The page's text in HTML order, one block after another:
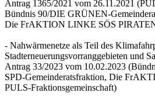
Antrag 1365/2021 vom 26.11.2021
Bündnis 90/DIE GRÜNEN-
Die FrAKTION LINKE SÖS
- Nahwärmenetze als Teil des
Stadterneuerungsvorranggebieten und
Antrag 33/2023 vom 10.02.2023
SPD-Gemeinderatsfraktion, Die
PULS-Fraktionsgemeinschaft)